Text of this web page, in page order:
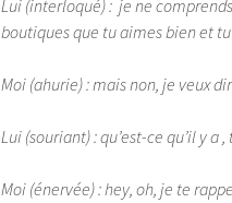
Lui (interloqué) : je ne
boutiques que tu aimes bien et
Moi (ahurie) : mais non, je veux
Lui (souriant) : qu’est-ce qu’il y a
Moi (énervée) : hey, oh, je te